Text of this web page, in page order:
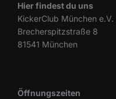
Hier findest du uns
KickerClub München e.V.
Brecherspitzstraße 8
81541 München
Öffnungszeiten